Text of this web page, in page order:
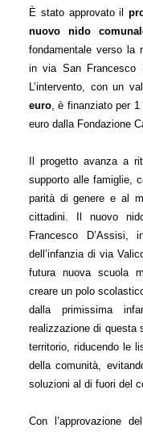
È stato approvato il
nuovo nido
fondamentale verso la
in via San Francesco
L’intervento, con un
euro , è finanziato per
euro dalla Fondazione
Il progetto avanza a
supporto alle famiglie,
parità di genere e al
cittadini. Il nuovo
Francesco
dell’infanzia di via
futura nuova scuola
creare un polo
dalla primissima
realizzazione di questa
territorio, riducendo le
della comunità,
soluzioni al di fuori del
Con l’approvazione